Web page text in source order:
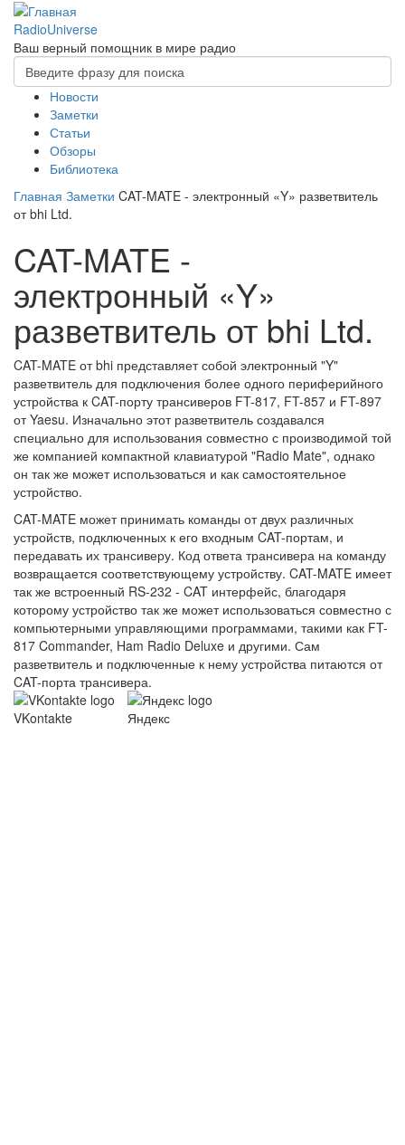
Перейти
основному
содержанию
RadioUniverse
Ваш верный помощник в мире радио
Форма
поиска
ПоискГлавное
меню
Новости
Заметки
Статьи
Обзоры
Библиотека
Главная Заметки CAT-MATE - электронный «Y» разветвитель
от bhi Ltd.
CAT-MATE -
электронный «Y»
разветвитель от bhi Ltd.
CAT-MATE от bhi представляет собой электронный "Y"
разветвитель для подключения более одного периферийного
устройства к CAT-порту трансиверов FT-817, FT-857 и FT-897
от Yaesu. Изначально этот разветвитель создавался
специально для использования совместно с производимой той
же компанией компактной клавиатурой "Radio Mate", однако
он так же может использоваться и как самостоятельное
устройство.
CAT-MATE может принимать команды от двух различных
устройств, подключенных к его входным CAT-портам, и
передавать их трансиверу. Код ответа трансивера на команду
возвращается соответствующему устройству. CAT-MATE имеет
так же встроенный RS-232 - CAT интерфейс, благодаря
которому устройство так же может использоваться совместно с
компьютерными управляющими программами, такими как FT-
817 Commander, Ham Radio Deluxe и другими. Сам
разветвитель и подключенные к нему устройства питаются от
CAT-порта трансивера.
VKontakte
Яндекс